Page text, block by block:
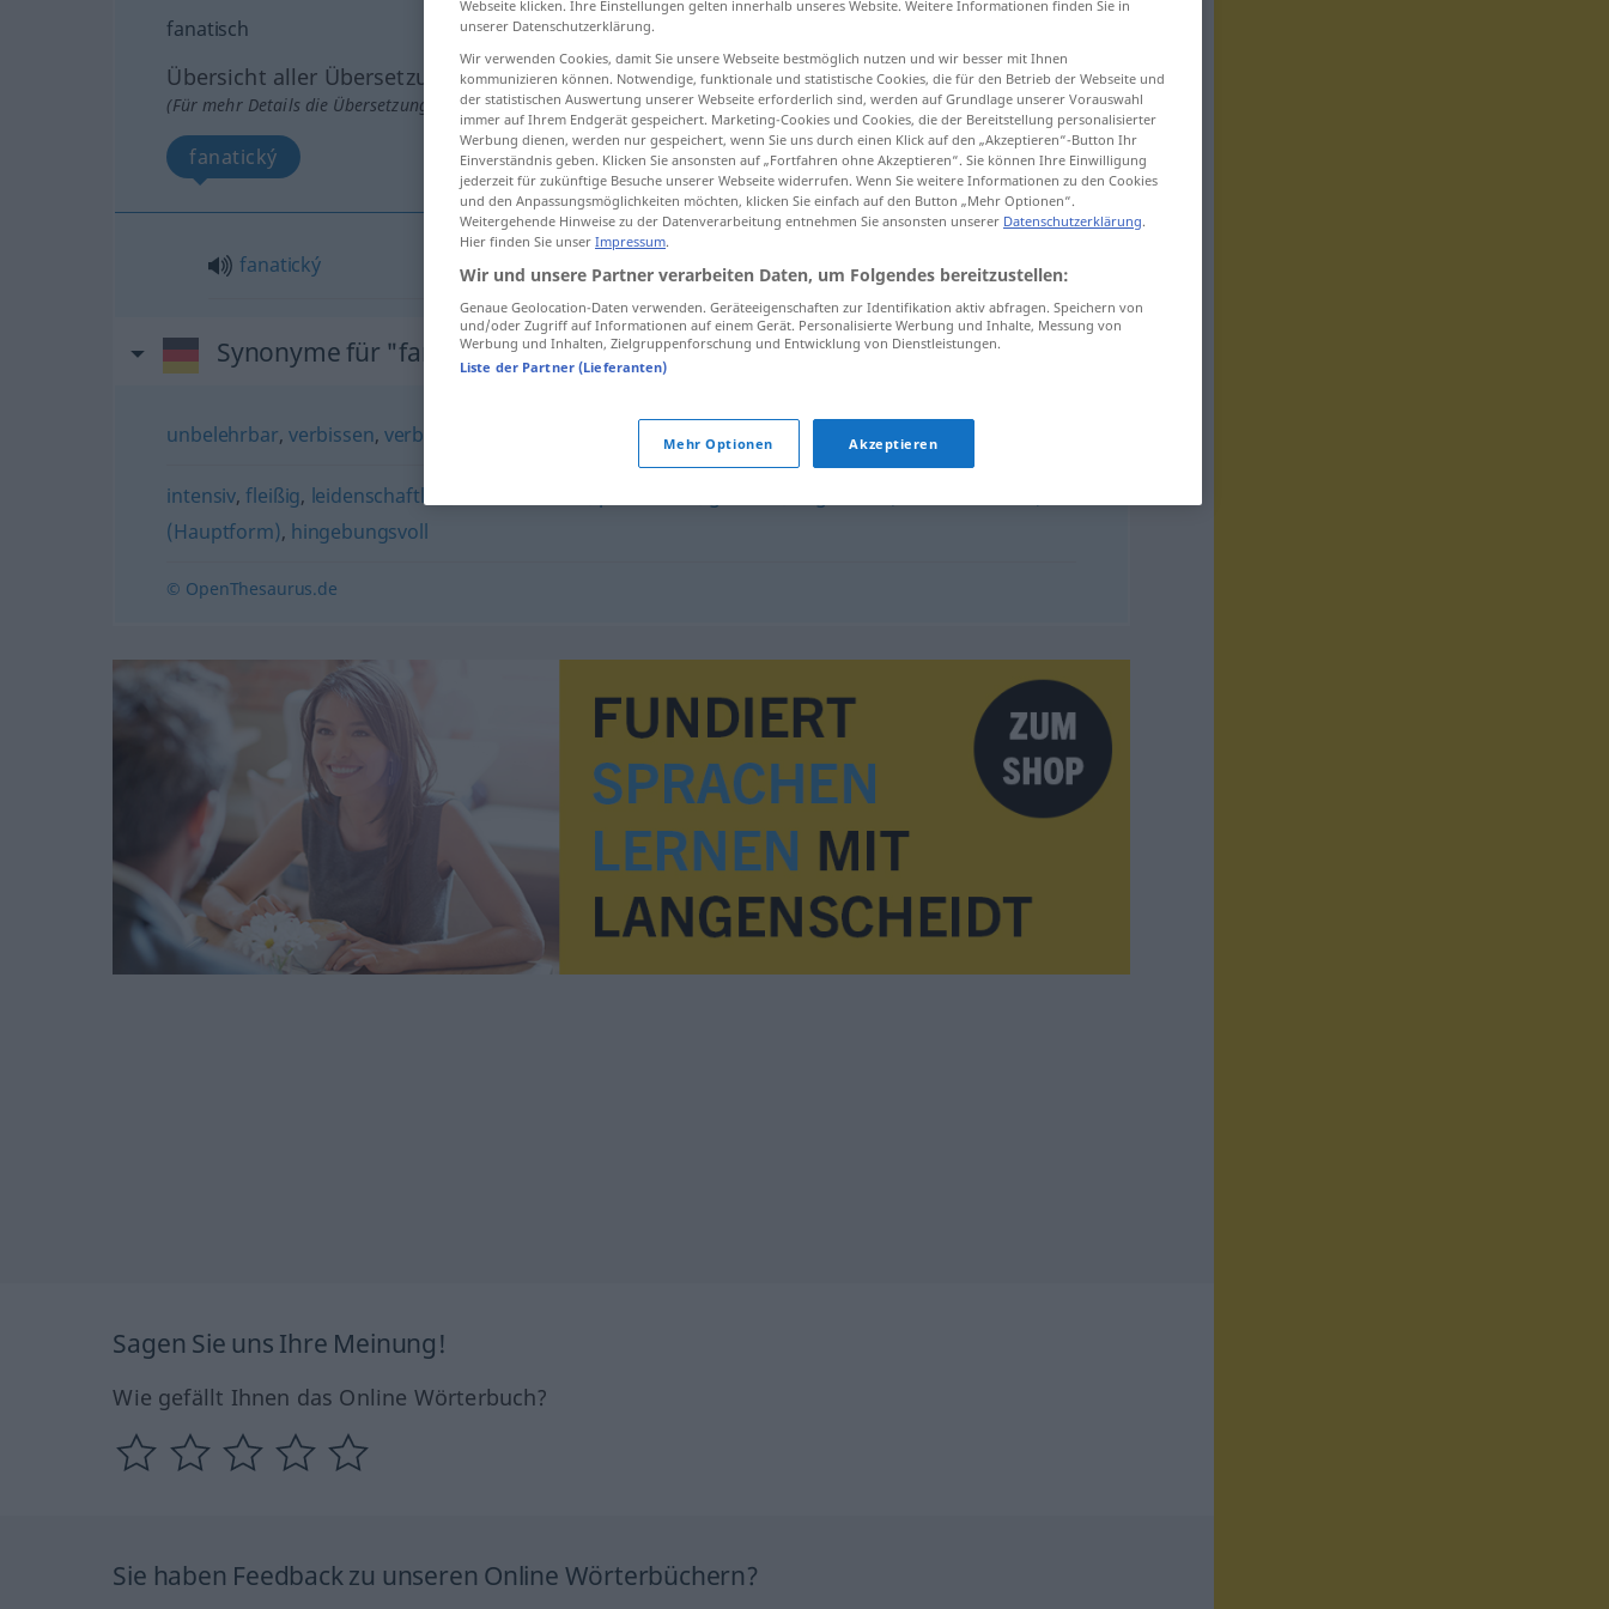
fanatisch
Übersicht aller Übersetzungen
(Für mehr Details die Übersetzung anklicken/antippen)
fanatický
fanatický fanatisch
Synonyme für "fanatisch"
unbelehrbar, verbissen, verbohrt
intensiv,fleißig, leidenschaftlich
(Hauptform), hingebungsvoll
© OpenThesaurus.de
Sagen Sie uns Ihre Meinung!
Wie gefällt Ihnen das Online Wörterbuch?
Sie haben Feedback zu unseren Online Wörterbüchern?
Webseite klicken. Ihre Einstellungen gelten innerhalb unseres Website. Weitere Informationen finden Sie in
unserer Datenschutzerklärung.
Wir verwenden Cookies, damit Sie unsere Webseite bestmöglich nutzen und wir besser mit Ihnen
kommunizieren können. Notwendige, funktionale und statistische Cookies, die für den Betrieb der Webseite und
der statistischen Auswertung unserer Webseite erforderlich sind, werden auf Grundlage unserer Vorauswahl
immer auf Ihrem Endgerät gespeichert. Marketing-Cookies und Cookies, die der Bereitstellung personalisierter
Werbung dienen, werden nur gespeichert, wenn Sie uns durch einen Klick auf den „Akzeptieren“-Button Ihr
Einverständnis geben. Klicken Sie ansonsten auf „Fortfahren ohne Akzeptieren“. Sie können Ihre Einwilligung
jederzeit für zukünftige Besuche unserer Webseite widerrufen. Wenn Sie weitere Informationen zu den Cookies
und den Anpassungsmöglichkeiten möchten, klicken Sie einfach auf den Button „Mehr Optionen“.
Weitergehende Hinweise zu der Datenverarbeitung entnehmen Sie ansonsten unserer Datenschutzerklärung.
Hier finden Sie unser Impressum.
Wir und unsere Partner verarbeiten Daten, um Folgendes bereitzustellen:
Genaue Geolocation-Daten verwenden. Geräteeigenschaften zur Identifikation aktiv abfragen. Speichern von
und/oder Zugriff auf Informationen auf einem Gerät. Personalisierte Werbung und Inhalte, Messung von
Werbung und Inhalten, Zielgruppenforschung und Entwicklung von Dienstleistungen.
Liste der Partner (Lieferanten)
Mehr Optionen Akzeptieren